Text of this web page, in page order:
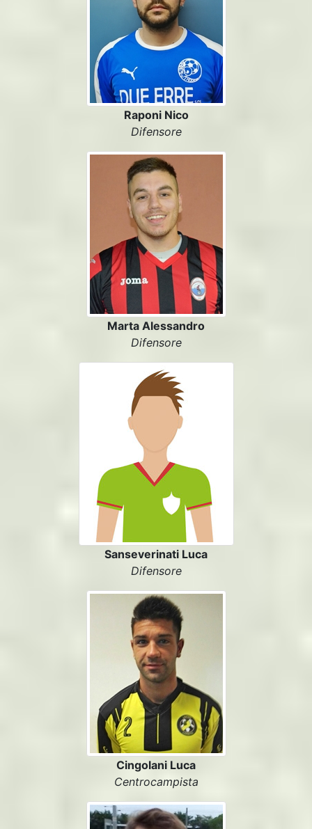
Raponi Nico
Difensore
Marta Alessandro
Difensore
Sanseverinati Luca
Difensore
Cingolani Luca
Centrocampista